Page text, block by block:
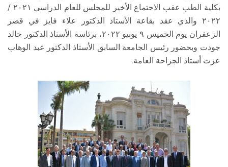
بكلية الطب عقب الاجتماع الأخير للمجلس للعام الدراسي ٢٠٢١ /
٢٠٢٢ والذي عقد بقاعة الأستاذ الدكتور علاء فايز في قصر
الزعفران يوم الخميس ٩ يونيو ٢٠٢٢، برئاسة الأستاذ الدكتور خالد
جودت وبحضور رئيس الجامعة السابق الأستاذ الدكتور عبد الوهاب
عزت أستاذ الجراحة العامة.